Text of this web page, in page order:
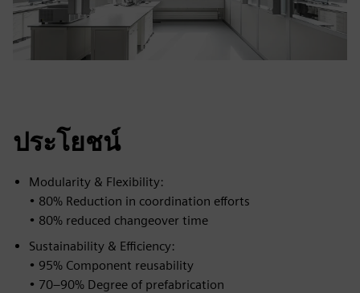
ประโยชน์
Modularity & Flexibility:
• 80% Reduction in coordination efforts
• 80% reduced changeover time
Sustainability & Efficiency:
• 95% Component reusability
• 70–90% Degree of prefabrication